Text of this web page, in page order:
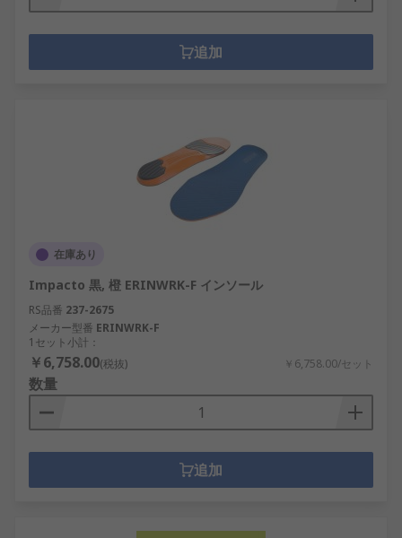
追加
在庫あり
Impacto 黒, 橙 ERINWRK-F インソール
RS品番 237-2675
メーカー型番 ERINWRK-F
1セット小計：
￥6,758.00(税抜) ￥6,758.00/セット
数量
追加